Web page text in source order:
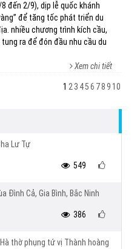
đến 2/9), dịp lễ quốc khánh
để tăng tốc phát triển du
nhiều chương trình kích cầu,
ra để đón đầu nhu cầu du
Xem chi tiết
1 2 3 456 789 10
Lư Tự
549
Đình Cả, Gia Bình, Bắc Ninh
386
thờ phụng tứ vị Thành hoàng